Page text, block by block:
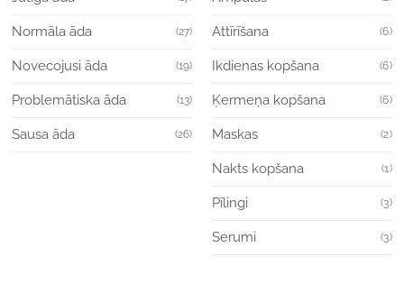
Normāla āda (27)
Novecojusi āda (19)
Problemātiska āda (13)
Sausa āda (26)
Attīrīšana (6)
Ikdienas kopšana (6)
Ķermeņa kopšana (6)
Maskas (2)
Nakts kopšana (1)
Pīlingi (3)
Serumi (3)